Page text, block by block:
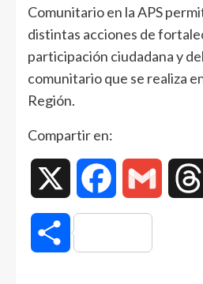
Comunitario en la APS
distintas acciones de
participación ciudadana y
comunitario que se realiza
Región.
Compartir en:
Facebook Gmail
Compartir